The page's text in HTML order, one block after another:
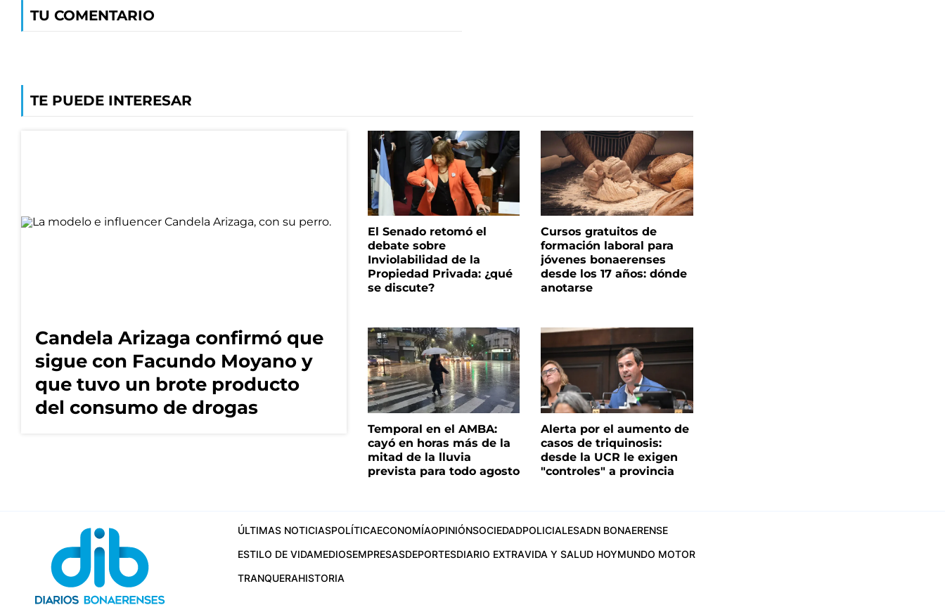
TU COMENTARIO
TE PUEDE INTERESAR
Candela Arizaga confirmó que
sigue con Facundo Moyano y
que tuvo un brote producto
del consumo de drogas
El Senado retomó el
debate sobre
Inviolabilidad de la
Propiedad Privada: ¿qué
se discute?
Cursos gratuitos de
formación laboral para
jóvenes bonaerenses
desde los 17 años: dónde
anotarse
Temporal en el AMBA:
cayó en horas más de la
mitad de la lluvia
prevista para todo agosto
Alerta por el aumento de
casos de triquinosis:
desde la UCR le exigen
"controles" a provincia
ÚLTIMAS NOTICIASPOLÍTICAECONOMÍAOPINIÓNSOCIEDADPOLICIALESADN BONAERENSE
ESTILO DE VIDAMEDIOSEMPRESASDEPORTESDIARIO EXTRAVIDA Y SALUD HOYMUNDO MOTOR
TRANQUERAHISTORIA